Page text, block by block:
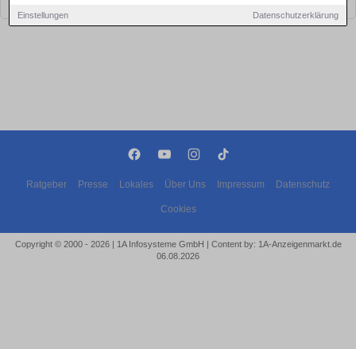
Einstellungen Datenschutzerklärung
Ratgeber Presse Lokales Über Uns Impressum Datenschutz
Cookies
Copyright © 2000 - 2026 | 1A Infosysteme GmbH | Content by: 1A-Anzeigenmarkt.de
06.08.2026